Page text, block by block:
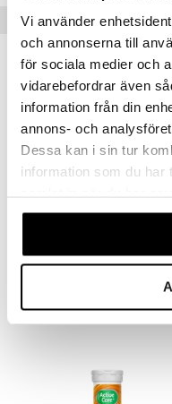
Vi använder
och annonserna till
för sociala medier och
vidarebefordrar även
information från din
annons- och
Dessa kan i sin tur
information som du har
våra cookies vid
ALPHA PLUS
kampanj -